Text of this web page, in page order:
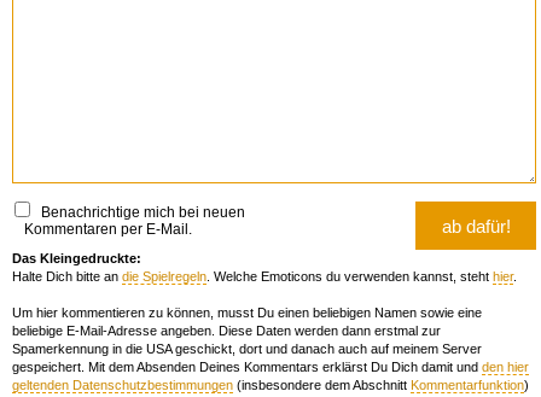
Benachrichtige mich bei neuen
Kommentaren per E-Mail.
Das Kleingedruckte:
Halte Dich bitte an die Spielregeln . Welche Emoticons du verwenden kannst, steht hier.
Um hier kommentieren zu können, musst Du einen beliebigen Namen sowie eine
beliebige E-Mail-Adresse angeben. Diese Daten werden dann erstmal zur
Spamerkennung in die USA geschickt, dort und danach auch auf meinem Server
gespeichert. Mit dem Absenden Deines Kommentars erklärst Du Dich damit und den hier
geltenden Datenschutzbestimmungen (insbesondere dem Abschnitt Kommentarfunktion)